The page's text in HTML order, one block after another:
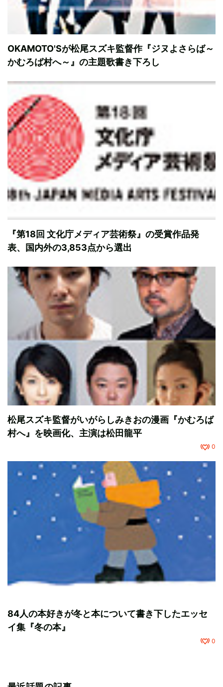
OKAMOTO'Sが松尾スズキ監督作『ジヌよさらば～
かむろば村へ～』の主題歌書き下ろし
『第18回 文化庁メディア芸術祭』の受賞作品発
表、国内外の3,853点から選出
松尾スズキ監督がいがらしみきおの漫画『かむろば
村へ』を映画化、主演は松田龍平
0
84人の本好きが冬と本について書き下したエッセ
イ集『冬の本』
0